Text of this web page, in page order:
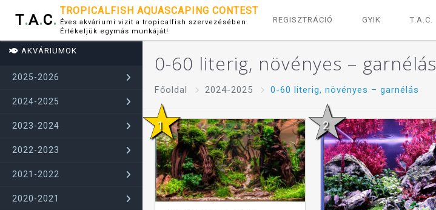
T.A.C.
TROPICALFISH AQUASCAPING CONTEST
Éves akváriumi vizit a tropicalfish szervezésében.
Értékeljük egymás munkáját!
REGISZTRÁCIÓ GYIK T.A.C.
AKVÁRIUMOK
2025-2026
2024-2025
2023-2024
2022-2023
2021-2022
2020-2021
0-60 literig, növényes – garnélás
Főoldal 2024-2025 0-60 literig, növényes – garnélás